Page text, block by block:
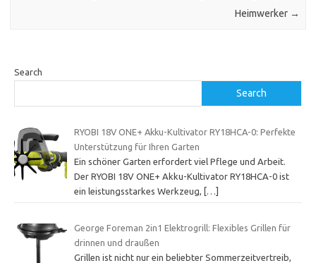
Heimwerker →
Search
Search
RYOBI 18V ONE+ Akku-Kultivator RY18HCA-0: Perfekte
Unterstützung für Ihren Garten
Ein schöner Garten erfordert viel Pflege und Arbeit.
Der RYOBI 18V ONE+ Akku-Kultivator RY18HCA-0 ist
ein leistungsstarkes Werkzeug,
[…]
George Foreman 2in1 Elektrogrill: Flexibles Grillen für
drinnen und draußen
Grillen ist nicht nur ein beliebter Sommerzeitvertreib,